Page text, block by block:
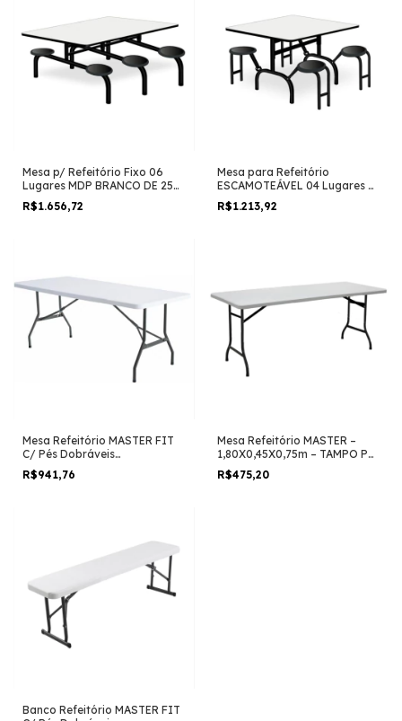
Mesa p/ Refeitório Fixo 06
Lugares MDP BRANCO DE 25
MM 50050
R$1.656,72
Mesa para Refeitório
ESCAMOTEÁVEL 04 Lugares –
MDP BRANCO DE 25 MM
R$1.213,92
Mesa Refeitório MASTER FIT
C/ Pés Dobráveis
2,00×0,90×0,75m – Tampo em
PP BRANCO – 50071
R$941,76
Mesa Refeitório MASTER –
1,80X0,45X0,75m – TAMPO PP
BRANCO – 50075
R$475,20
Banco Refeitório MASTER FIT